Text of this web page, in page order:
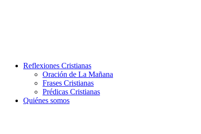
Reflexiones Cristianas
Oración de La Mañana
Frases Cristianas
Prédicas Cristianas
Quiénes somos